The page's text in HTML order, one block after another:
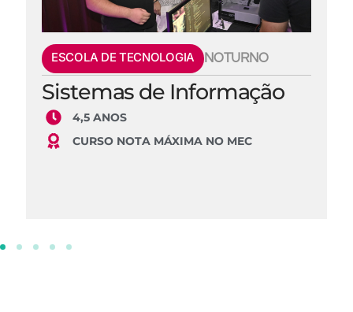
ESCOLA DE TECNOLOGIA NOTURNO
Sistemas de Informação
4,5 ANOS
CURSO NOTA MÁXIMA NO MEC